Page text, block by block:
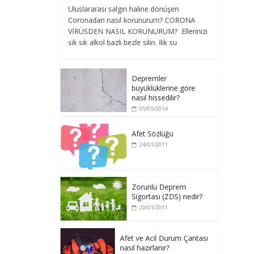
Uluslararası salgın haline dönüşen
Coronadan nasıl korunurum? CORONA
VİRÜSDEN NASIL KORUNURUM? Ellerinizi
sık sık alkol bazlı bezle silin. Ilık su
Depremler
büyüklüklerine göre
nasıl hissedilir?
05/05/2014
Afet Sözlüğü
24/01/2011
Zorunlu Deprem
Sigortası (ZDS) nedir?
20/01/2011
Afet ve Acil Durum Çantası
nasıl hazırlanır?